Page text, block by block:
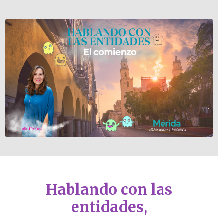
Hablando con las
entidades,